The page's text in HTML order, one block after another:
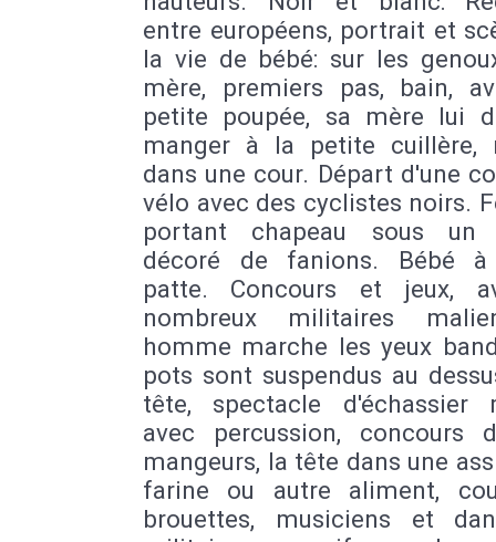
entre européens, portrait et
la vie de bébé: sur les
mère, premiers pas, bain,
petite poupée, sa mère lui
manger à la petite cuillère,
dans une cour. Départ d'une
vélo avec des cyclistes noirs.
portant chapeau sous un
décoré de fanions. Bébé à
patte. Concours et jeux,
nombreux militaires
homme marche les yeux
pots sont suspendus au
tête, spectacle d'échassier
avec percussion, concours
mangeurs, la tête dans une
farine ou autre aliment,
brouettes, musiciens et